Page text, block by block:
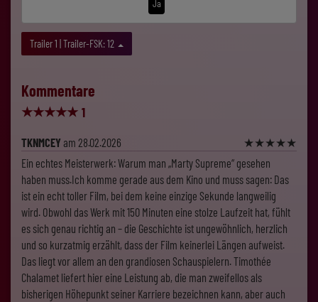
Ja
Trailer 1 | Trailer-FSK: 12
Kommentare
★★★★★ 1
TKNMCEYam 28.02.2026 ★★★★★
Ein echtes Meisterwerk: Warum man „Marty Supreme“ gesehen
haben muss.Ich komme gerade aus dem Kino und muss sagen: Das
ist ein echt toller Film, bei dem keine einzige Sekunde langweilig
wird. Obwohl das Werk mit 150 Minuten eine stolze Laufzeit hat, fühlt
es sich genau richtig an – die Geschichte ist ungewöhnlich, herzlich
und so kurzatmig erzählt, dass der Film keinerlei Längen aufweist.
Das liegt vor allem an den grandiosen Schauspielern. Timothée
Chalamet liefert hier eine Leistung ab, die man zweifellos als
bisherigen Höhepunkt seiner Karriere bezeichnen kann, aber auch